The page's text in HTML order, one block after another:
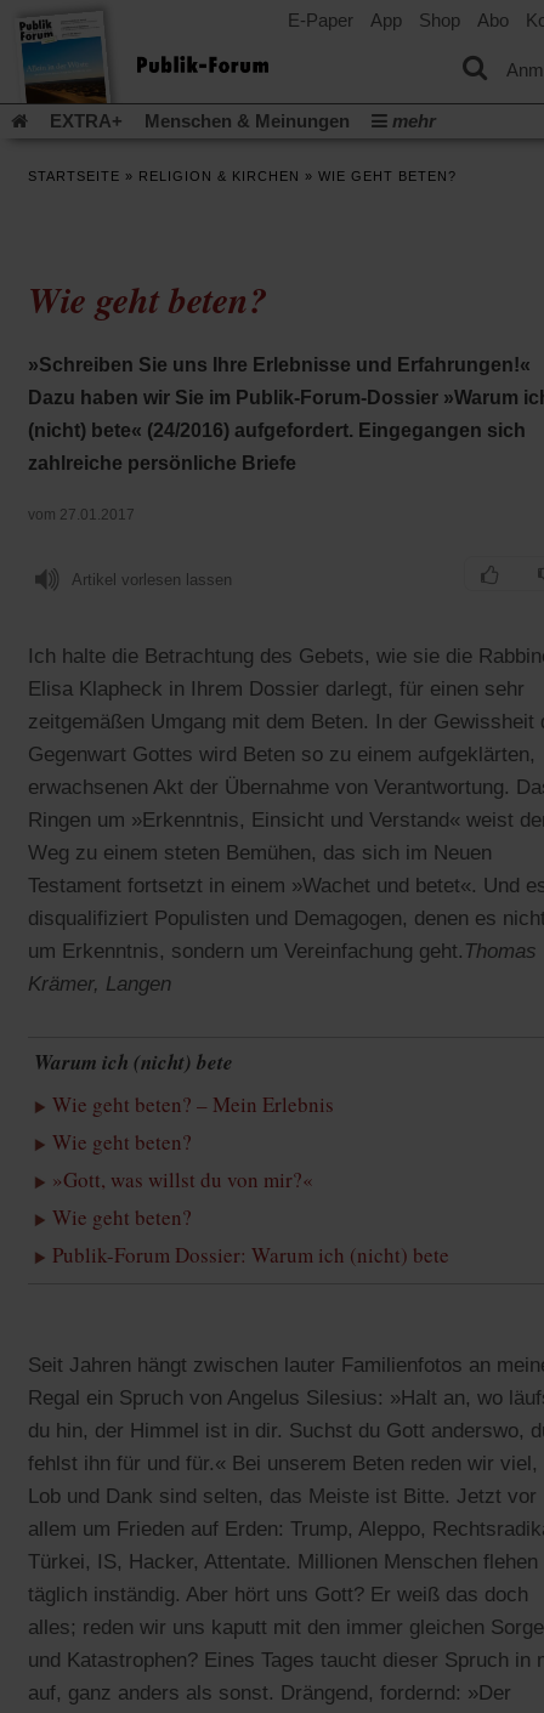
E-Paper App Shop Abo
EXTRA+ Menschen & Meinungen
mehr
Leserinitiative Publik-Forum e.V.
Urlaub und Nichtstun
einem
neuen
Tab)
einem
neuen
Tab)
Gleichberechtigung
Künstliche Intelligenz(Öffnet
einem
neuen
Tab)
Was gibt
Krieg und Frieden(Öffnet
einem
neuen
Gott neu denken Krieg in der Ukraine
Flucht und Migration
Video-Podcast »Veranstaltungen«
Podcast »Veranstaltungen«
Schriftgröße ändern:
STARTSEITE » RELIGION & KIRCHEN » WIE GEHT BETEN?
Wie geht beten?
»Schreiben Sie uns Ihre Erlebnisse und Erfahrungen!«
Dazu haben wir Sie im Publik-Forum-Dossier »Warum
(nicht) bete« (24/2016) aufgefordert. Eingegangen sich
zahlreiche persönliche Briefe
vom 27.01.2017
Artikel vorlesen lassen
Ich halte die Betrachtung des Gebets, wie sie die
Elisa Klapheck in Ihrem Dossier darlegt, für einen sehr
zeitgemäßen Umgang mit dem Beten. In der Gewissheit
Gegenwart Gottes wird Beten so zu einem aufgeklärten,
erwachsenen Akt der Übernahme von Verantwortung.
Ringen um »Erkenntnis, Einsicht und Verstand« weist
Weg zu einem steten Bemühen, das sich im Neuen
Testament fortsetzt in einem »Wachet und betet«. Und
disqualifiziert Populisten und Demagogen, denen es
um Erkenntnis, sondern um Vereinfachung geht. Thomas
Krämer, Langen
Warum ich (nicht) bete
Wie geht beten? – Mein Erlebnis
Wie geht beten?
»Gott, was willst du von mir?«
Wie geht beten?
Publik-Forum Dossier: Warum ich (nicht) bete
Seit Jahren hängt zwischen lauter Familienfotos an
Regal ein Spruch von Angelus Silesius: »Halt an, wo
du hin, der Himmel ist in dir. Suchst du Gott anderswo,
fehlst ihn für und für.« Bei unserem Beten reden wir viel,
Lob und Dank sind selten, das Meiste ist Bitte. Jetzt vor
allem um Frieden auf Erden: Trump, Aleppo,
Türkei, IS, Hacker, Attentate. Millionen Menschen flehen
täglich inständig. Aber hört uns Gott? Er weiß das doch
alles; reden wir uns kaputt mit den immer gleichen
und Katastrophen? Eines Tages taucht dieser Spruch in
auf, ganz anders als sonst. Drängend, fordernd: »Der